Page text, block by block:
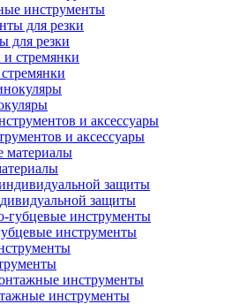
инструменты
для резки
и аксессуары
защиты
инструменты
инструменты